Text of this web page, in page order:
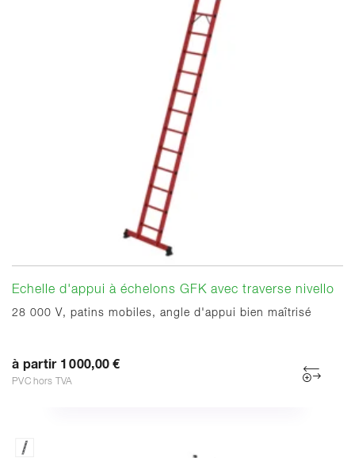
Echelle d'appui à échelons GFK avec traverse nivello
28 000 V, patins mobiles, angle d'appui bien maîtrisé
à partir 1 000,00 €
PVC hors TVA